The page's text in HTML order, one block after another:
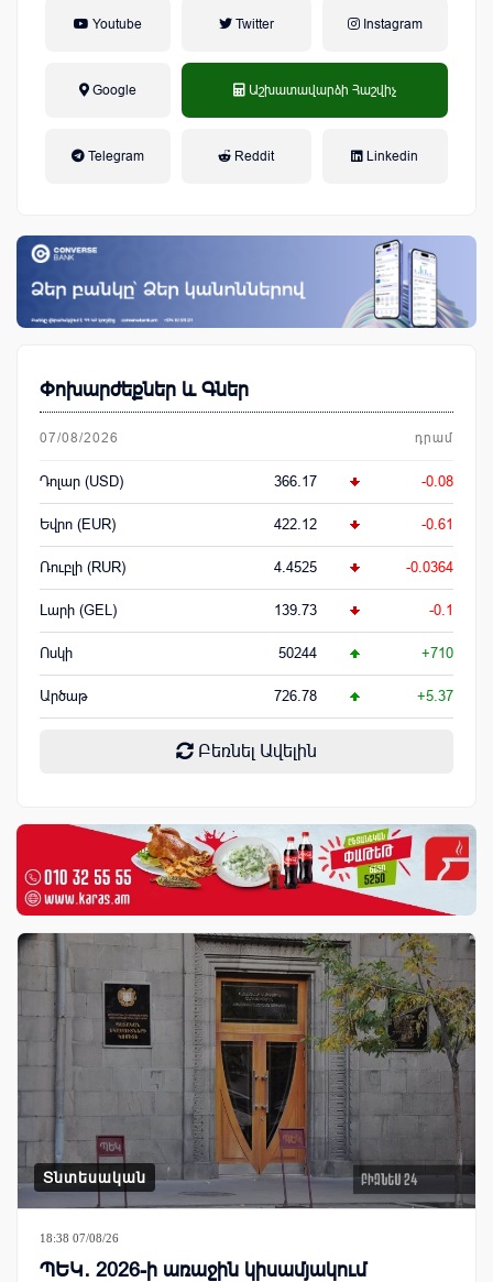
Youtube Twitter Instagram
Google Աշխատավարձի Հաշվիչ
Telegram Reddit Linkedin
Փոխարժեքներ և Գներ
07/08/2026 դրամ
Դոլար (USD) 366.17 -0.08
Եվրո (EUR) 422.12 -0.61
Ռուբլի (RUR) 4.4525 -0.0364
Լարի (GEL) 139.73 -0.1
Ոսկի 50244 +710
Արծաթ 726.78 +5.37
Բեռնել Ավելին
Տնտեսական
18:38 07/08/26
ՊԵԿ․ 2026-ի առաջին կիսամյակում